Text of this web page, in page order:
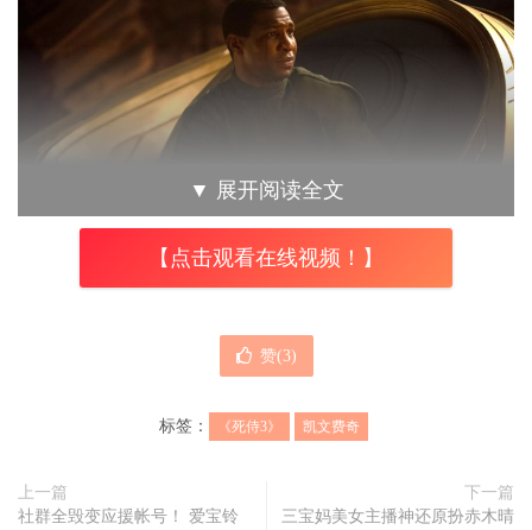
曼将回重返金钢狼一角，并且在《死侍3》
返此角，因此两人后来更特地发了另一支影片解释，为何罗
▼ 展开阅读全文
【点击观看在线视频！】
赞(3)
标签： 《死侍3》 凯文费奇
上一篇
社群全毁变应援帐号！ 爱宝铃
下一篇
三宝妈美女主播神还原扮赤木晴